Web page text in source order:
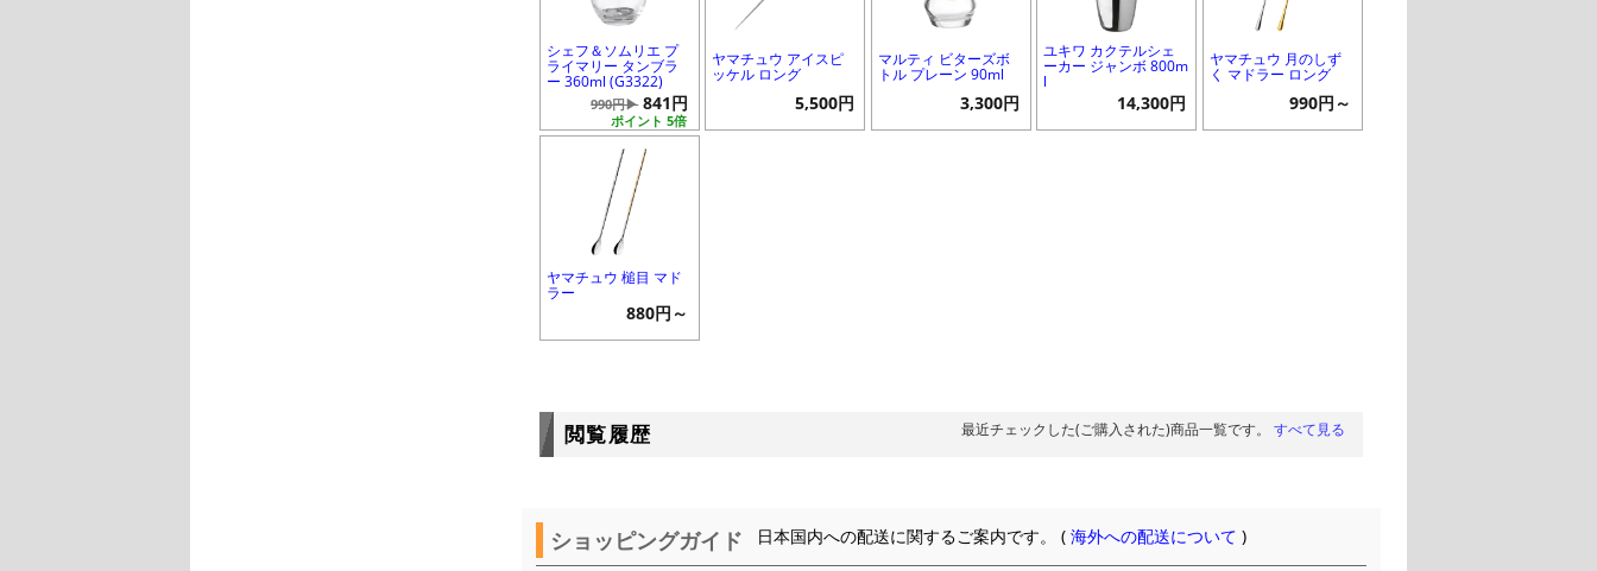
シェフ＆ソムリエ プ
ライマリー タンブラ
ー 360ml (G3322)
ポイント 5倍
990円▶ 841円
ヤマチュウ アイスピ
ッケル ロング
5,500円
マルティ ビターズボ
トル プレーン 90ml
3,300円
ユキワ カクテルシェ
ーカー ジャンボ 800m
l
14,300円
ヤマチュウ 月のしず
く マドラー ロング
990円～
ヤマチュウ 槌目 マド
ラー
880円～
閲覧履歴 最近チェックした(ご購入された)商品一覧です。 すべて見る
ショッピングガイド 日本国内への配送に関するご案内です。 (海外への配送について )